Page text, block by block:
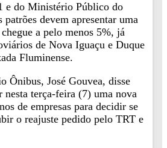
e do Ministério Público do
devem apresentar uma
a pelo menos 5%, já
de Nova Iguaçu e Duque
Fluminense.
Ônibus, José Gouvea, disse
nesta terça-feira (7) uma nova
de empresas para decidir se
o reajuste pedido pelo TRT e